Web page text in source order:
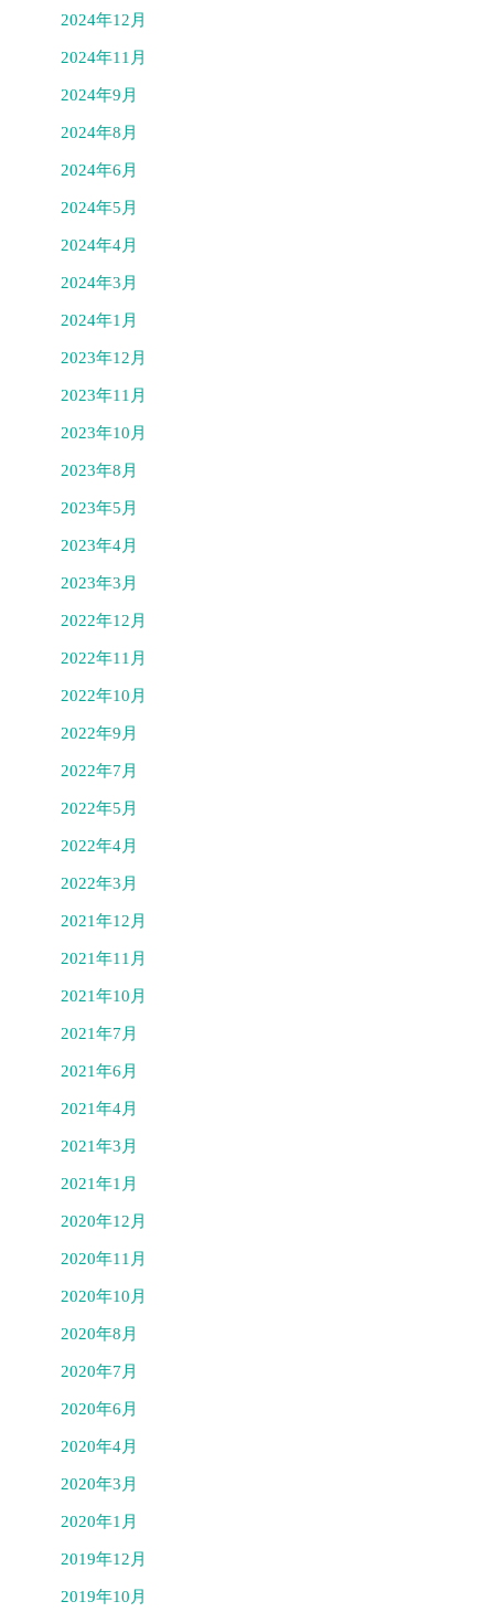
2024年12月
2024年11月
2024年9月
2024年8月
2024年6月
2024年5月
2024年4月
2024年3月
2024年1月
2023年12月
2023年11月
2023年10月
2023年8月
2023年5月
2023年4月
2023年3月
2022年12月
2022年11月
2022年10月
2022年9月
2022年7月
2022年5月
2022年4月
2022年3月
2021年12月
2021年11月
2021年10月
2021年7月
2021年6月
2021年4月
2021年3月
2021年1月
2020年12月
2020年11月
2020年10月
2020年8月
2020年7月
2020年6月
2020年4月
2020年3月
2020年1月
2019年12月
2019年10月